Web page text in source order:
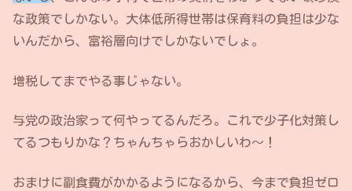
な政策でしかない。大体低所得世帯は保育料の負担は少な
いんだから、富裕層向けでしかないでしょ。
増税してまでやる事じゃない。
与党の政治家って何やってるんだろ。これで少子化対策し
てるつもりかな？ちゃんちゃらおかしいわ〜！
おまけに副食費がかかるようになるから、今まで負担ゼロ